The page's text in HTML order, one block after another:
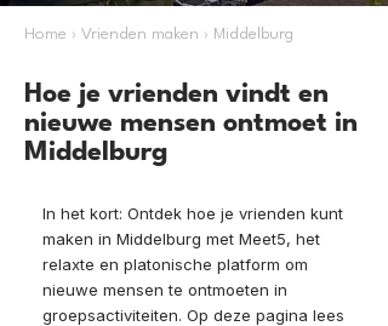
Home › Vrienden maken › Middelburg
Hoe je vrienden vindt en
nieuwe mensen ontmoet in
Middelburg
In het kort: Ontdek hoe je vrienden kunt
maken in Middelburg met Meet5, het
relaxte en platonische platform om
nieuwe mensen te ontmoeten in
groepsactiviteiten. Op deze pagina lees